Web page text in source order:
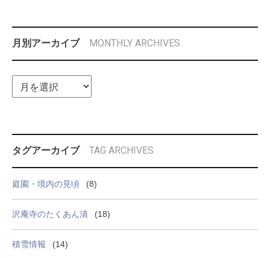
月別アーカイブ MONTHLY ARCHIVES
タグアーカイブ TAG ARCHIVES
庭園・境内の見頃 (8)
沢庵寺のたくあん漬 (18)
積雪情報 (14)